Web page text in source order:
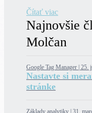
so super príbehom.
Čítať viac
Najnovšie
Molčan
Google Tag Manager | 25.
Nastavte si
stránke
Základy analytiky | 31.